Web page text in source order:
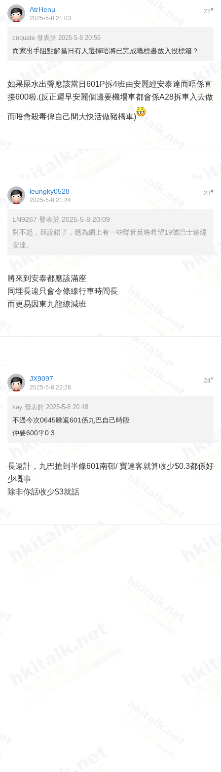
22#
AtrHenu
2025-5-8 21:03
cnquate 發表於 2025-5-8 20:56
而家出手阻點解當日有人選擇唔將已完成嘅標書放入投標箱？
如果屎水出聲應該當日601P拆4班由安麗經安泰達而唔係直
接600啦.(反正遲早安麗個邊要機場車都會係A28拆車入去做
而唔會殺毒俾自己間大快活做豬橋車)
23#
leungky0528
2025-5-8 21:24
LN9267 發表於 2025-5-8 20:09
對不起，我說錯了，應為網上有一些聲音反映希望19號巴士途經
安達。
將來到安泰都應該滿座
同埋長遠只會令條線行車時間長
而更易因東九龍線減班
24#
JX9097
2025-5-8 22:28
kay 發表於 2025-5-8 20:48
不過今次0645睇返601係九巴自己時段
仲要600平0.3
長遠計，九巴搶到半條601南邨/ 寶達客就算收少$0.3都係好
少嘅事
除非你話收少$3就話